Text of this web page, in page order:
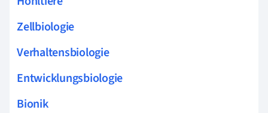
Zellbiologie
Verhaltensbiologie
Entwicklungsbiologie
Bionik